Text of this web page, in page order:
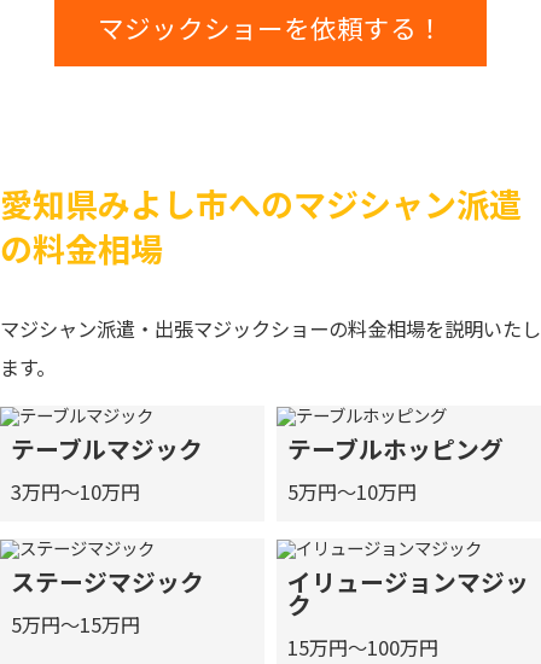
マジックショーを依頼する！
愛知県みよし市へのマジシャン派遣
の料金相場
マジシャン派遣・出張マジックショーの料金相場を説明いたし
ます。
テーブルマジック
3万円～10万円
テーブルホッピング
5万円～10万円
ステージマジック
5万円～15万円
イリュージョンマジッ
ク
15万円～100万円